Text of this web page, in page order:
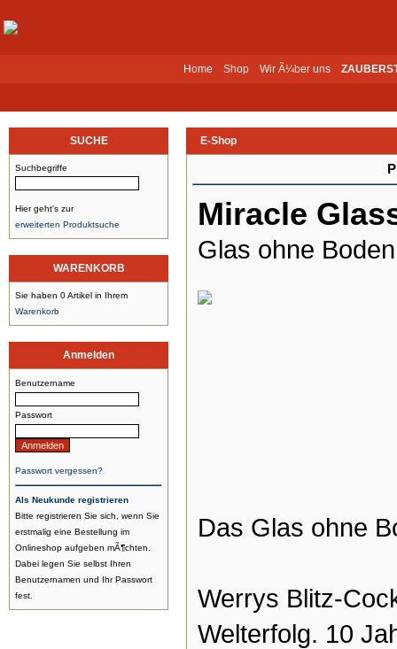
Home Shop Wir Ã¼ber uns
SUCHE
Suchbegriffe
Hier geht's zur
erweiterten Produktsuche
WARENKORB
Sie haben 0 Artikel in Ihrem
Warenkorb
Anmelden
Benutzername
Passwort
Passwort vergessen?
Als Neukunde registrieren
Bitte registrieren Sie sich, wenn Sie
erstmalig eine Bestellung im
Onlineshop aufgeben mÃ¶chten.
Dabei legen Sie selbst Ihren
Benutzernamen und Ihr Passwort
fest.
E-Shop
Miracle
Glas ohne
Das Glas ohne
Werrys Blitz-
Welterfolg. 10